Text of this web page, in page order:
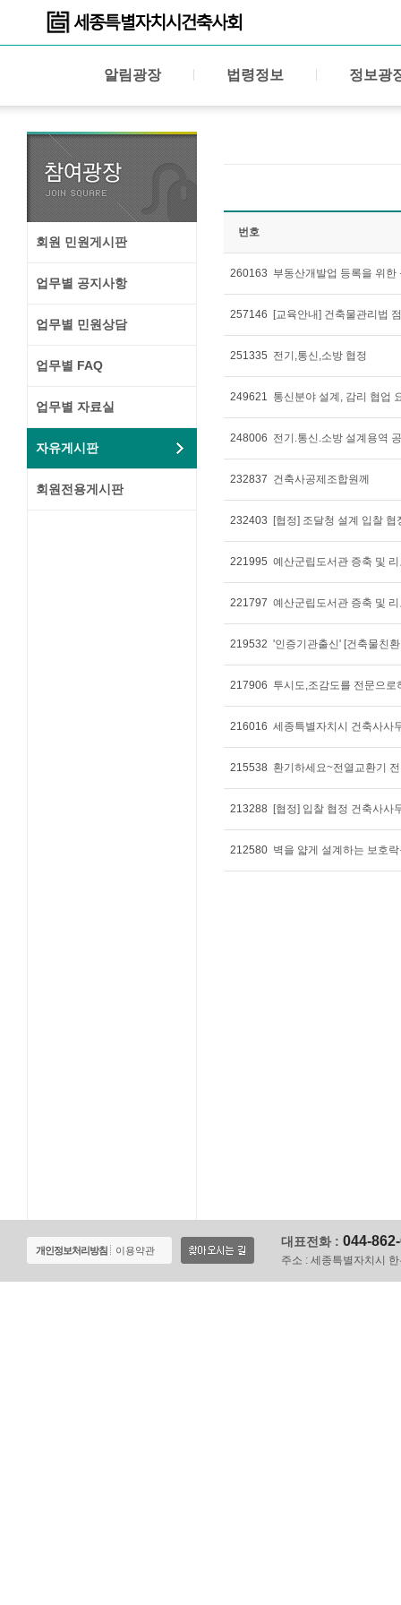
알림광장 법령정보 정보광
회원 민원게시판
업무별 공지사항
업무별 민원상담
업무별 FAQ
업무별 자료실
자유게시판
회원전용게시판
번호
260163 부동산개발업 등록을 위한
257146 [교육안내] 건축물관리법
251335 전기,통신,소방 협정
249621 통신분야 설계, 감리 협업
248006 전기.통신.소방 설계용역
232837 건축사공제조합원께
232403 [협정] 조달청 설계 입찰
221995 예산군립도서관 증축 및
221797 예산군립도서관 증축 및
219532 '인증기관출신' [건축물친
217906 투시도,조감도를 전문으
216016 세종특별자치시 건축사사
215538 환기하세요~전열교환기
213288 [협정] 입찰 협정 건축사사
212580 벽을 얇게 설계하는 보호
개인정보처리방침 이용약관
대표전화 : 044-
주소 : 세종특별자치시